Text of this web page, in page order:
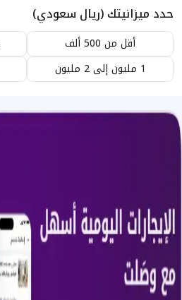
حدد ميزانيتك (ريال سعودي)
أقل من 500 ألف
1 مليون إلى 2 مليون